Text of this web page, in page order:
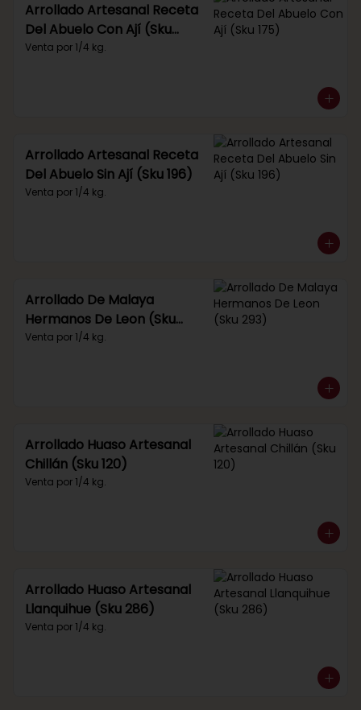
Arrollado Artesanal Receta
Del Abuelo Con Ají (Sku
175)
Venta por 1/4 kg.
Arrollado Artesanal Receta
Del Abuelo Sin Ají (Sku 196)
Venta por 1/4 kg.
Arrollado De Malaya
Hermanos De Leon (Sku
293)
Venta por 1/4 kg.
Arrollado Huaso Artesanal
Chillán (Sku 120)
Venta por 1/4 kg.
Arrollado Huaso Artesanal
Llanquihue (Sku 286)
Venta por 1/4 kg.